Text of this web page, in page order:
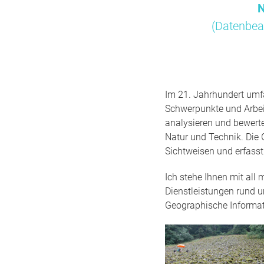
Im 21. Jahrhundert
Schwerpunkte und
analysieren und
Natur und Technik.
Sichtweisen und
Ich stehe Ihnen mit all
Dienstleistungen rund
Geographische